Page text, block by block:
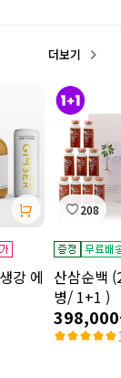
더보기
강 에
208
산삼순백
병/ 1+1 )
398,000